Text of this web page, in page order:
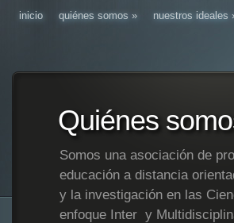
inicio quiénes somos » nuestros ideales
Quiénes
Somos una asociación de
educación a distancia
y la investigación en las
enfoque Inter y